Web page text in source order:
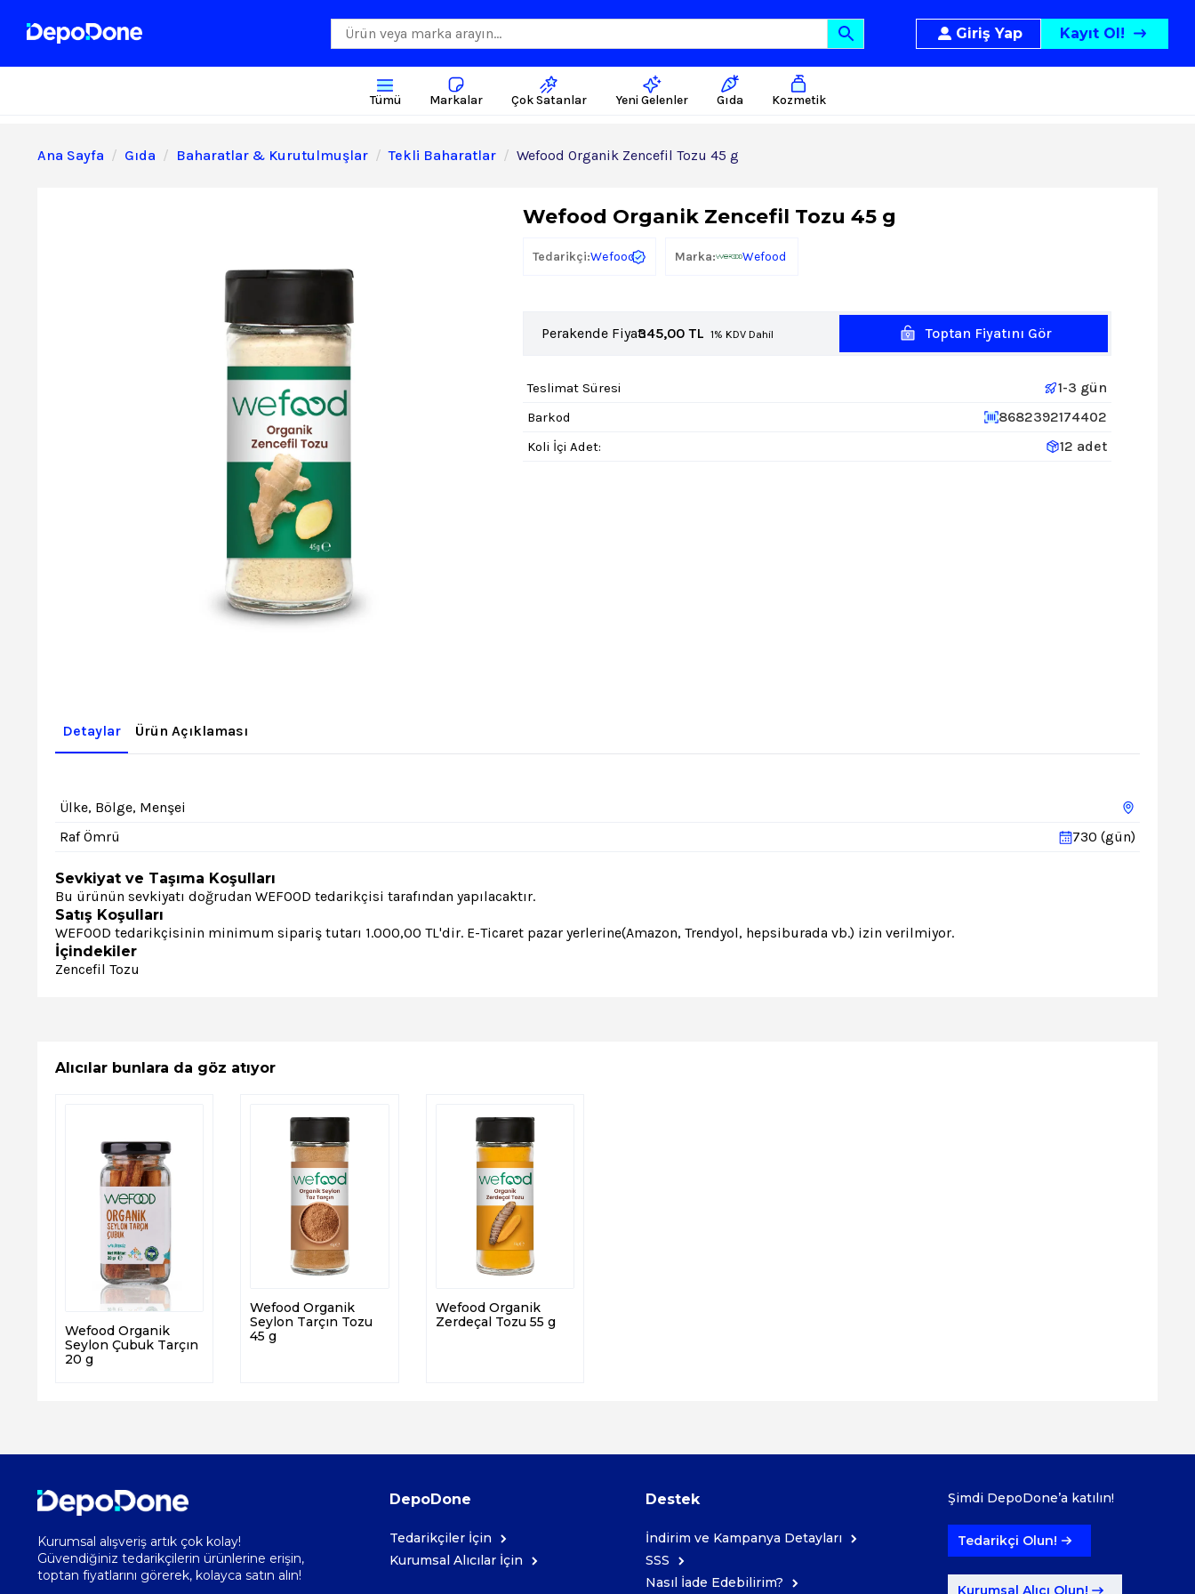
Giriş Yap Kayıt Ol!
Tümü Markalar Çok Satanlar Yeni Gelenler Gıda Kozmetik
Ana Sayfa Gıda Baharatlar & Kurutulmuşlar Tekli Baharatlar Wefood Organik Zencefil Tozu 45 g
Wefood Organik Zencefil Tozu 45 g
Tedarikçi:Wefood Marka: Wefood
Perakende Fiyat:345,00 TL 1% KDV Dahil Toptan Fiyatını Gör
Teslimat Süresi 1-3 gün
Barkod 8682392174402
Koli İçi Adet: 12 adet
Detaylar Ürün Açıklaması
Ülke, Bölge, Menşei
Raf Ömrü
730 (gün)
Sevkiyat ve Taşıma Koşulları
Bu ürünün sevkiyatı doğrudan WEFOOD tedarikçisi tarafından yapılacaktır.
Satış Koşulları
WEFOOD tedarikçisinin minimum sipariş tutarı 1.000,00 TL'dir. E-Ticaret pazar yerlerine(Amazon, Trendyol, hepsiburada vb.) izin verilmiyor.
İçindekiler
Zencefil Tozu
Alıcılar bunlara da göz atıyor
Wefood Organik
Seylon Çubuk Tarçın
20 g
Wefood Organik
Seylon Tarçın Tozu
45 g
Wefood Organik
Zerdeçal Tozu 55 g
Kurumsal alışveriş artık çok kolay!
Güvendiğiniz tedarikçilerin ürünlerine erişin,
toptan fiyatlarını görerek, kolayca satın alın!
DepoDone
Tedarikçiler İçin
Kurumsal Alıcılar İçin
Destek
İndirim ve Kampanya Detayları
SSS
Nasıl İade Edebilirim?
Şimdi DepoDone’a katılın!
Tedarikçi Olun!
Kurumsal Alıcı Olun!